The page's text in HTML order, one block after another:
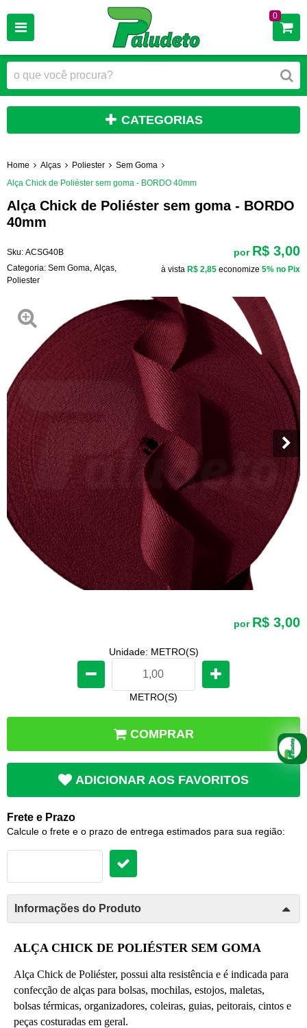
0
CATEGORIAS
Home Alças Poliester
Sem Goma
Alça Chick de Poliéster sem goma - BORDO 40mm
Alça Chick de Poliéster sem goma - BORDO
40mm
Sku: ACSG40B
Categoria: Sem Goma Alças
Poliester
por R$ 3,00
à vista R$ 2,85 economize 5% no Pix
por R$ 3,00
Unidade: METRO(S)
METRO(S)
COMPRAR
ADICIONAR AOS FAVORITOS
Frete e Prazo
Calcule o frete e o prazo de entrega estimados para sua região:
Informações do Produto
ALÇA CHICK DE POLIÉSTER SEM GOMA
Alça Chick de Poliéster, possui alta resistência e é indicada para
confecção de alças para bolsas, mochilas, estojos, maletas,
bolsas térmicas, organizadores, coleiras, guias, peitorais, cintos e
peças costuradas em geral.